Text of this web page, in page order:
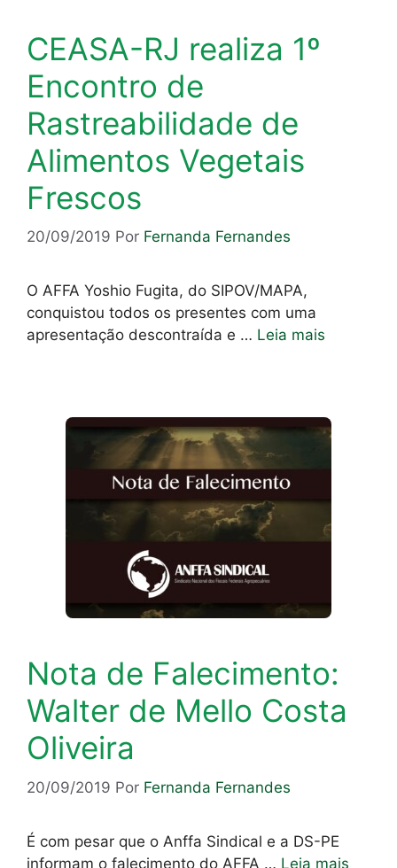
CEASA-RJ realiza 1º
Encontro de
Rastreabilidade de
Alimentos Vegetais
Frescos
20/09/2019 Por Fernanda Fernandes
O AFFA Yoshio Fugita, do SIPOV/MAPA,
conquistou todos os presentes com uma
apresentação descontraída e … Leia mais
Nota de Falecimento:
Walter de Mello Costa
Oliveira
20/09/2019 Por Fernanda Fernandes
É com pesar que o Anffa Sindical e a DS-PE
informam o falecimento do AFFA … Leia mais